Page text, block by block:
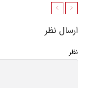
ارسال نظر
نظر